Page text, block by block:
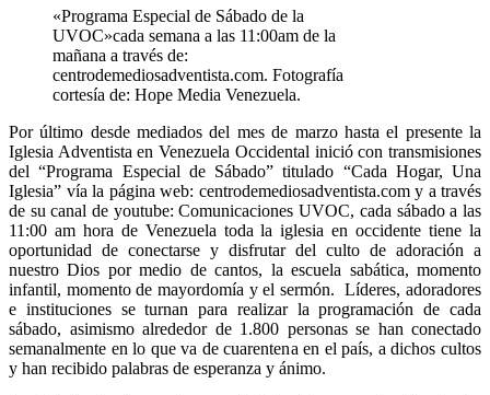
«Programa Especial de Sábado de la
UVOC»cada semana a las 11:00am de la
mañana a través de:
centrodemediosadventista.com. Fotografía
cortesía de: Hope Media Venezuela.
Por último desde mediados del mes de marzo hasta el presente la
Iglesia Adventista en Venezuela Occidental inició con transmisiones
del “Programa Especial de Sábado” titulado “Cada Hogar, Una
Iglesia” vía la página web: centrodemediosadventista.com y a través
de su canal de youtube: Comunicaciones UVOC, cada sábado a las
11:00 am hora de Venezuela toda la iglesia en occidente tiene la
oportunidad de conectarse y disfrutar del culto de adoración a
nuestro Dios por medio de cantos, la escuela sabática, momento
infantil, momento de mayordomía y el sermón. Líderes, adoradores
e instituciones se turnan para realizar la programación de cada
sábado, asimismo alrededor de 1.800 personas se han conectado
semanalmente en lo que va de cuarentena en el país, a dichos cultos
y han recibido palabras de esperanza y ánimo.